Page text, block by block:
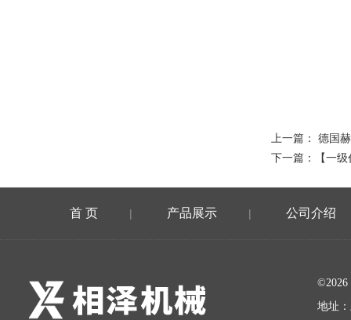
上一篇： 德国
下一篇：
【一
首 页 | 产品展示 | 公司介绍
地址